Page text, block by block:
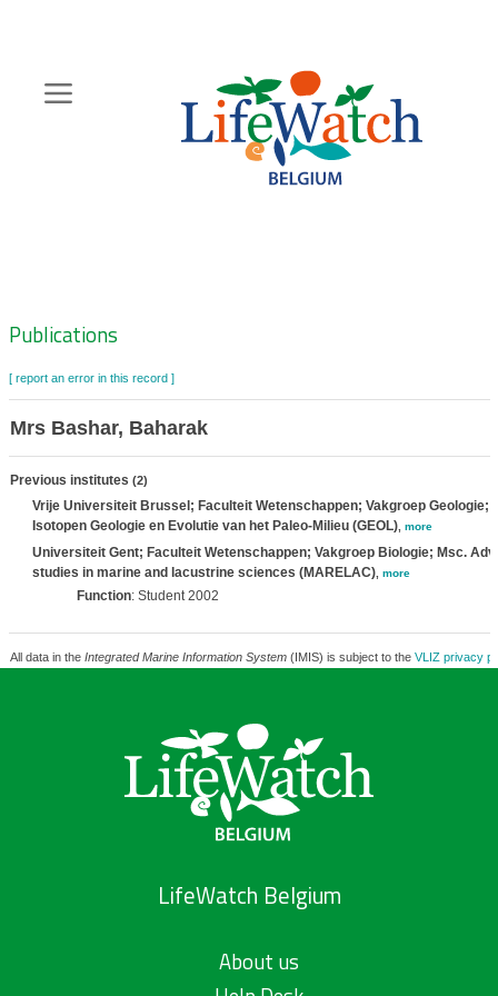
content
Zoeknavigatie
Publications
[ report an error in this record ]
Mrs Bashar, Baharak
Previous institutes (2)
Vrije Universiteit Brussel; Faculteit Wetenschappen; Vakgroep Geologie;
Isotopen Geologie en Evolutie van het Paleo-Milieu (GEOL), more
Universiteit Gent; Faculteit Wetenschappen; Vakgroep Biologie; Msc.
studies in marine and lacustrine sciences (MARELAC), more
Function: Student 2002
All data in the Integrated Marine Information System(IMIS) is subject to the VLIZ privacy
LifeWatch Belgium
About us